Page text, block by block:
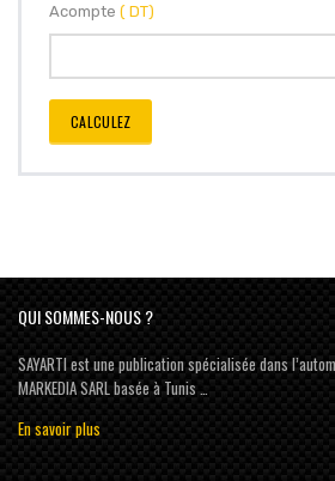
Acompte ( DT)
CALCULEZ
QUI SOMMES-NOUS ?
SAYARTI est une publication spécialisée dans
MARKEDIA SARL basée à Tunis …
En savoir plus